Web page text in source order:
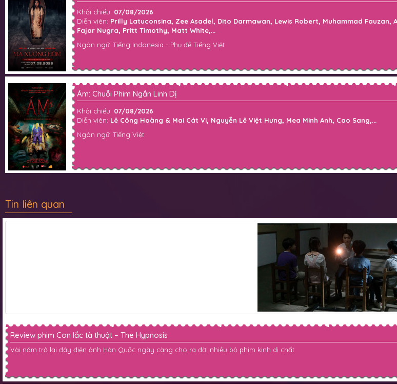
Khởi chiếu: 07/08/2026
Diễn viên: Prilly Latuconsina, Zee Asadel, Dito Darmawan, Lewis Robert, Muhammad
Fajar Nugra, Pritt Timothy, Matt White,...
Ngôn ngữ: Tiếng Indonesia - Phụ đề Tiếng Việt
Ám: Chuỗi Phim Ngắn Linh Dị
Khởi chiếu: 07/08/2026
Diễn viên: Lê Công Hoàng & Mai Cát Vi, Nguyễn Lê Việt Hưng, Mea Minh Anh, Cao Sang,...
Ngôn ngữ: Tiếng Việt
Tin liên quan
Review phim Con lắc tà thuật – The Hypnosis
Vài năm trở lại đây điện ảnh Hàn Quốc ngày càng cho ra đời nhiều bộ phim kinh dị chất